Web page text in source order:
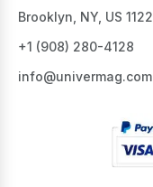
Brooklyn, NY, US
+1 ‪(908) 280-4128‬
info@univermag.com